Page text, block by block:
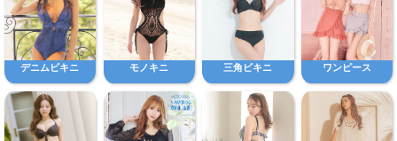
デニムビキニ モノキニ 三角ビキニ ワンピース